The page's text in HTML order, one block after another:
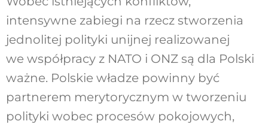
intensywne zabiegi na rzecz stworzenia
jednolitej polityki unijnej realizowanej
we współpracy z NATO i ONZ są dla Polski
ważne. Polskie władze powinny być
partnerem merytorycznym w tworzeniu
polityki wobec procesów pokojowych,